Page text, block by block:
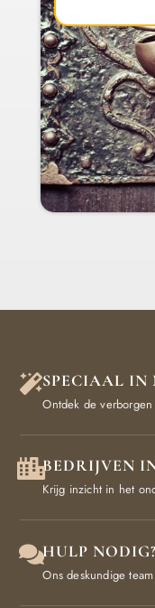
SPECIAAL IN
Ontdek de
BEDRIJVEN
Krijg inzicht in het
HULP NODIG?
Ons deskundige